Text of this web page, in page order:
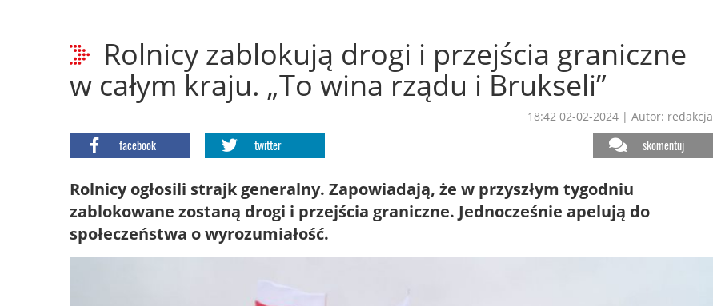
Rolnicy zablokują drogi i przejścia graniczne
w całym kraju. „To wina rządu i Brukseli”
18:42 02-02-2024 | Autor: redakcja
facebook twitter skomentuj
Rolnicy ogłosili strajk generalny. Zapowiadają, że w przyszłym tygodniu
zablokowane zostaną drogi i przejścia graniczne. Jednocześnie apelują do
społeczeństwa o wyrozumiałość.